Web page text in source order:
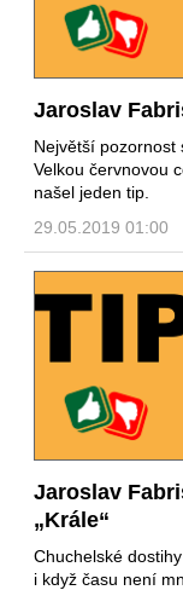
Jaroslav
Největší pozornost
Velkou červnovou
našel jeden tip.
29.05.2019 01:00
Jaroslav
„Krále“
Chuchelské
i když času není